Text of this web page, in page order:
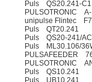
Puls QS20.241-C1
PULSOTRONIC
unipulse Flintec
Puls QT20.241
Puls QS20-241/
Puls ML30.106/
PULSAFEEDER
PULSOTRONIC
Puls QS10.241
Puls UB10.241